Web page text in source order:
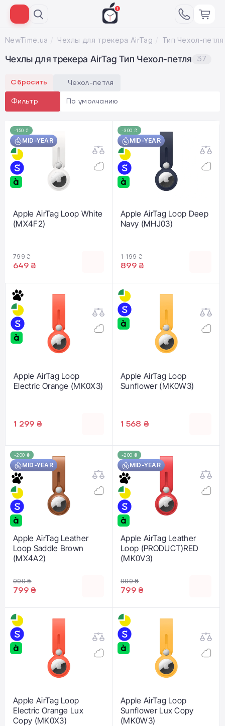
NewTime.ua Чехлы для трекера AirTag Тип Чеxол-петля
Чехлы для трекера AirTag Тип Чеxол-петля 37
Сбросить Чеxол-петля
Фильтр По умолчанию
-150 ₴
MID-YEAR
Apple AirTag Loop White
(MX4F2)
799 ₴
649 ₴
-300 ₴
MID-YEAR
Apple AirTag Loop Deep
Navy (MHJ03)
1 199 ₴
899 ₴
Apple AirTag Loop
Electric Orange (MK0X3)
1 299 ₴
Apple AirTag Loop
Sunflower (MK0W3)
1 568 ₴
-200 ₴
MID-YEAR
Apple AirTag Leather
Loop Saddle Brown
(MX4A2)
999 ₴
799 ₴
-200 ₴
MID-YEAR
Apple AirTag Leather
Loop (PRODUCT)RED
(MK0V3)
999 ₴
799 ₴
Apple AirTag Loop
Electric Orange Lux
Copy (MK0X3)
Apple AirTag Loop
Sunflower Lux Copy
(MK0W3)